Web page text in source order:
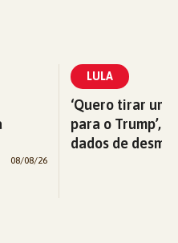
08/08/26
LULA
‘Quero tirar
para o Trump’,
dados de